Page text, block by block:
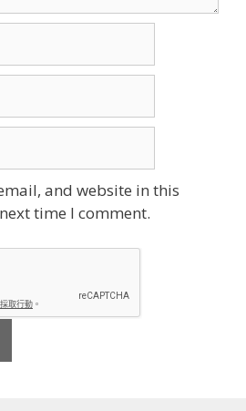
and website in this
time I comment.